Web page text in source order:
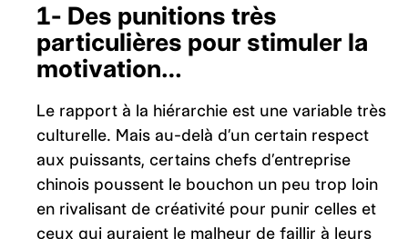
1- Des punitions très
particulières pour stimuler la
motivation…
Le rapport à la hiérarchie est une variable très
culturelle. Mais au-delà d’un certain respect
aux puissants, certains chefs d’entreprise
chinois poussent le bouchon un peu trop loin
en rivalisant de créativité pour punir celles et
ceux qui auraient le malheur de faillir à leurs